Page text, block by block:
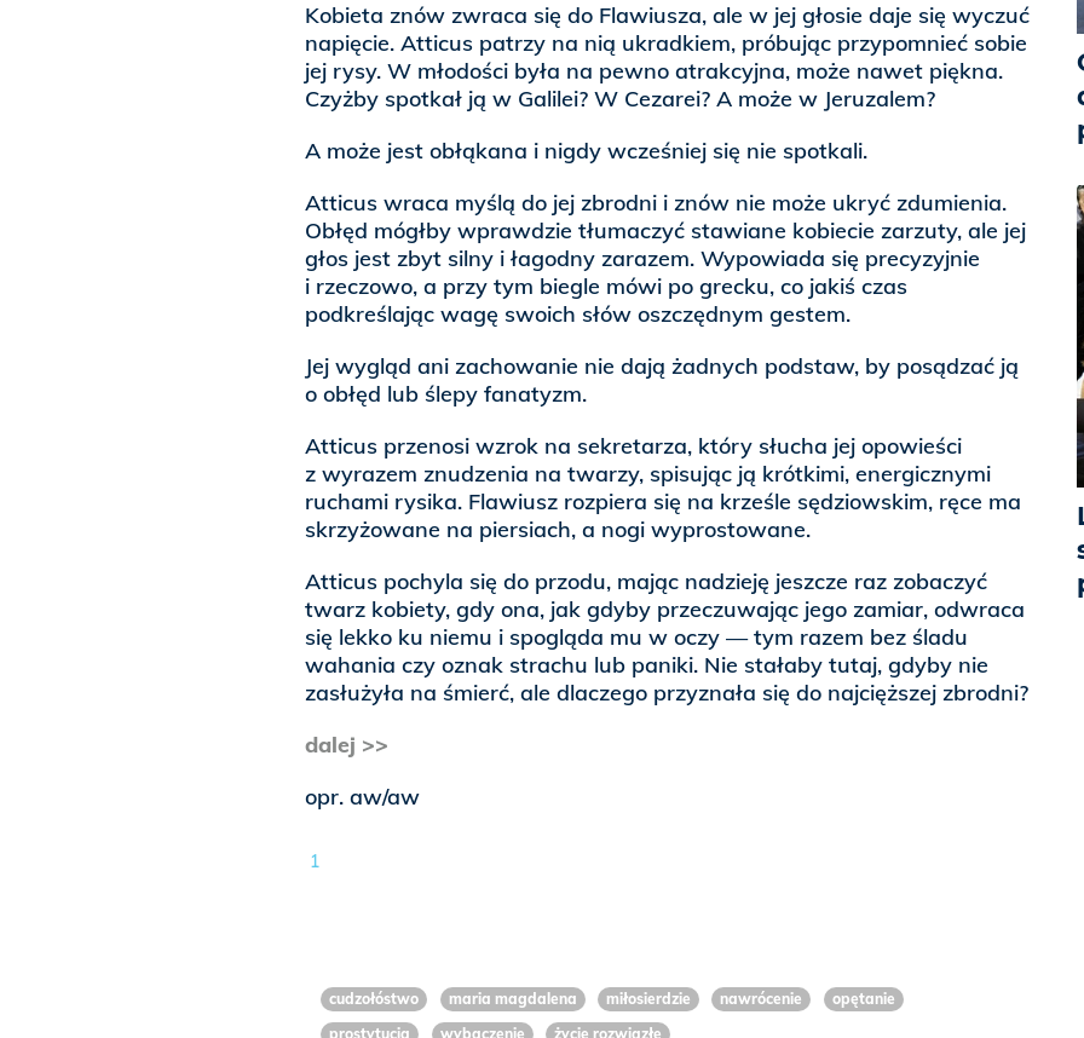
Kobieta znów zwraca się do Flawiusza, ale w jej głosie daje się wyczuć
napięcie. Atticus patrzy na nią ukradkiem, próbując przypomnieć sobie
jej rysy. W młodości była na pewno atrakcyjna, może nawet piękna.
Czyżby spotkał ją w Galilei? W Cezarei? A może w Jeruzalem?
A może jest obłąkana i nigdy wcześniej się nie spotkali.
Atticus wraca myślą do jej zbrodni i znów nie może ukryć zdumienia.
Obłęd mógłby wprawdzie tłumaczyć stawiane kobiecie zarzuty, ale jej
głos jest zbyt silny i łagodny zarazem. Wypowiada się precyzyjnie
i rzeczowo, a przy tym biegle mówi po grecku, co jakiś czas
podkreślając wagę swoich słów oszczędnym gestem.
Jej wygląd ani zachowanie nie dają żadnych podstaw, by posądzać ją
o obłęd lub ślepy fanatyzm.
Atticus przenosi wzrok na sekretarza, który słucha jej opowieści
z wyrazem znudzenia na twarzy, spisując ją krótkimi, energicznymi
ruchami rysika. Flawiusz rozpiera się na krześle sędziowskim, ręce ma
skrzyżowane na piersiach, a nogi wyprostowane.
Atticus pochyla się do przodu, mając nadzieję jeszcze raz zobaczyć
twarz kobiety, gdy ona, jak gdyby przeczuwając jego zamiar, odwraca
się lekko ku niemu i spogląda mu w oczy — tym razem bez śladu
wahania czy oznak strachu lub paniki. Nie stałaby tutaj, gdyby nie
zasłużyła na śmierć, ale dlaczego przyznała się do najcięższej zbrodni?
dalej >>
opr. aw/aw
1
cudzołóstwo maria magdalena miłosierdzie nawrócenie
opętanie
prostytucja
wybaczenie życie rozwiązłe